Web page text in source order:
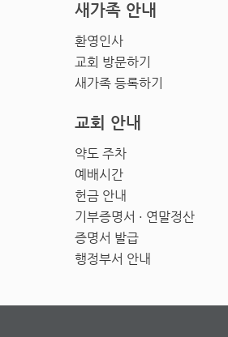
새가족 안내
환영인사
교회 방문하기
새가족 등록하기
교회 안내
약도 주차
예배시간
헌금 안내
기부증명서 · 연말정산
증명서 발급
행정부서 안내